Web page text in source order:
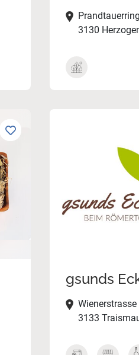
3130
gsunds
Wienerstrasse
3133